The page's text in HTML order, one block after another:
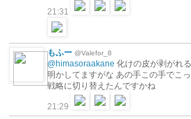
21:31
もふー @Valefor_8
@himasoraakane 化けの皮が剥がれ
明かしてますがな あの手この手でこ
戦略に切り替えたんですかね
21:29